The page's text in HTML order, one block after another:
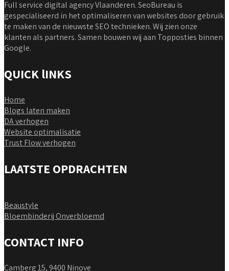
Full service digital agency Vlaanderen. SeoBureau is
gespecialiseerd in het optimaliseren van websites door gebruik
te maken van de nieuwste SEO technieken. Wij zien onze
klanten als partners. Samen bouwen wij aan Topposties binnen
Google.
QUICK lINKS
Home
Blogs laten maken
DA verhogen
Website optimalisatie
Trust Flow verhogen
LAATSTE OPDRACHTEN
Beaustyle
Bloembinderij Onverbloemd
CONTACT INFO
Camberg 15, 9400 Ninove